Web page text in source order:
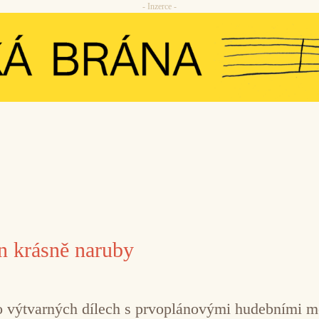
- Inzerce -
krásně naruby
výtvarných dílech s prvoplánovými hudebními